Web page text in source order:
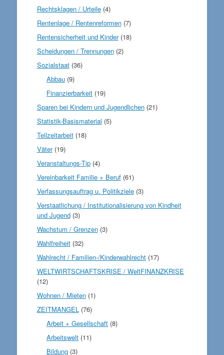
Rechtsklagen / Urteile(4)
Rentenlage / Rentenreformen(7)
Rentensicherheit und Kinder(18)
Scheidungen / Trennungen(2)
Sozialstaat(36)
Abbau (9)
Finanzierbarkeit (19)
Sparen bei Kindern und Jugendlichen(21)
Statistik-Basismaterial (5)
Teilzeitarbeit(18)
Väter(19)
Veranstaltungs-Tip(4)
Vereinbarkeit Familie + Beruf(61)
Verfassungsauftrag u. Politikziele(3)
Verstaatlichung / Institutionalisierung von Kindheit
und Jugend(3)
Wachstum / Grenzen(3)
Wahlfreiheit(32)
Wahlrecht / Familien-/Kinderwahlrecht(17)
WELTWIRTSCHAFTSKRISE / WeltFINANZKRISE
(12)
Wohnen / Mieten(1)
ZEITMANGEL(76)
Arbeit + Gesellschaft (8)
Arbeitswelt (11)
Bildung (3)